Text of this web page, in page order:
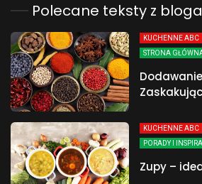
Polecane teksty z bloga
KUCHENNE ABC
STRONA
KUCHENNE ABC
PORADY I
Zupy –